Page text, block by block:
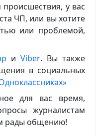
у вас
ЧП, или вы хотите
или проблемой,
иViber. Вы также
в социальных
для вас время,
журналистам
рады общению!